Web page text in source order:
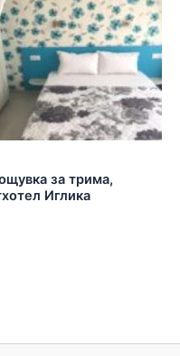
за трима,
Иглика